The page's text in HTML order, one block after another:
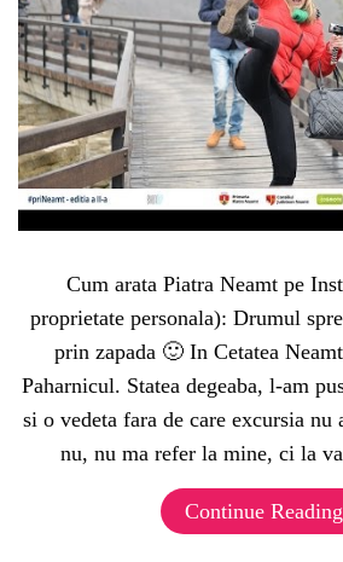
Cum arata Piatra Neamt pe
proprietate personala): Drumul
prin zapada 🙂 In Cetatea
Paharnicul. Statea degeaba, l-am
si o vedeta fara de care excursia
nu, nu ma refer la mine, ci la
Continue Reading